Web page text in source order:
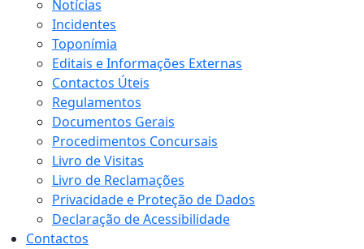
Notícias
Incidentes
Toponímia
Editais e Informações Externas
Contactos Úteis
Regulamentos
Documentos Gerais
Procedimentos Concursais
Livro de Visitas
Livro de Reclamações
Privacidade e Proteção de Dados
Declaração de Acessibilidade
Contactos